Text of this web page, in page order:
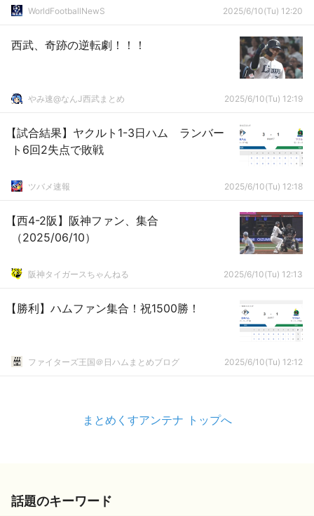
WorldFootballNewS 2025/6/10(Tu) 12:20
西武、奇跡の逆転劇！！！
やみ速@なんJ西武まとめ 2025/6/10(Tu) 12:19
【試合結果】ヤクルト1-3日ハム ランバー
ト6回2失点で敗戦
ツバメ速報 2025/6/10(Tu) 12:18
【西4-2阪】阪神ファン、集合
（2025/06/10）
阪神タイガースちゃんねる 2025/6/10(Tu) 12:13
【勝利】ハムファン集合！祝1500勝！
ファイターズ王国＠日ハムまとめブログ 2025/6/10(Tu) 12:12
まとめくすアンテナ トップへ
話題のキーワード